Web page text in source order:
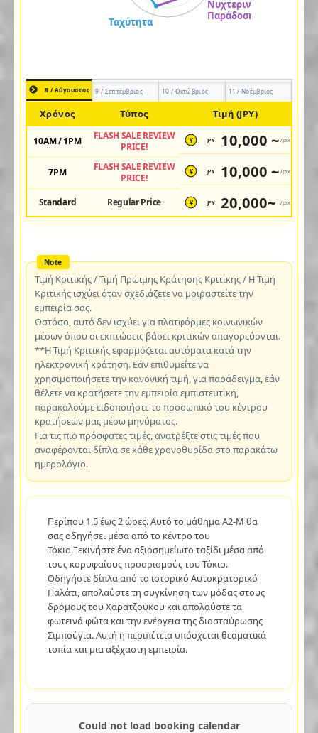
8 / Αύγουστος 9 / Σεπτέμβριος 10 / Οκτώβριος 11 / Νοέμβριος
Χρόνος Τύπος Τιμή (JPY)
10AM / 1PM
FLASH SALE REVIEW
PRICE!
¥ JPY 10,000 ~ /pax
7PM
FLASH SALE REVIEW
PRICE!
¥ JPY 10,000 ~ /pax
Standard Regular Price ¥ JPY 20,000~ /pax
Τιμή Κριτικής / Τιμή Πρώιμης Κράτησης Κριτικής / Η Τιμή
Κριτικής ισχύει όταν σχεδιάζετε να μοιραστείτε την
εμπειρία σας.
Ωστόσο, αυτό δεν ισχύει για πλατφόρμες κοινωνικών
μέσων όπου οι εκπτώσεις βάσει κριτικών απαγορεύονται.
**Η Τιμή Κριτικής εφαρμόζεται αυτόματα κατά την
ηλεκτρονική κράτηση. Εάν επιθυμείτε να
χρησιμοποιήσετε την κανονική τιμή, για παράδειγμα, εάν
θέλετε να κρατήσετε την εμπειρία εμπιστευτική,
παρακαλούμε ειδοποιήστε το προσωπικό του κέντρου
κρατήσεών μας μέσω μηνύματος.
Για τις πιο πρόσφατες τιμές, ανατρέξτε στις τιμές που
αναφέρονται δίπλα σε κάθε χρονοθυρίδα στο παρακάτω
ημερολόγιο.
Περίπου 1,5 έως 2 ώρες. Αυτό το μάθημα A2-M θα
σας οδηγήσει μέσα από το κέντρο του
Τόκιο.Ξεκινήστε ένα αξιοσημείωτο ταξίδι μέσα από
τους κορυφαίους προορισμούς του Τόκιο.
Οδηγήστε δίπλα από το ιστορικό Αυτοκρατορικό
Παλάτι, απολαύστε τη συγκίνηση των μόδας στους
δρόμους του Χαρατζούκου και απολαύστε τα
φωτεινά φώτα και την ενέργεια της διασταύρωσης
Σιμπούγια. Αυτή η περιπέτεια υπόσχεται θεαματικά
τοπία και μια αξέχαστη εμπειρία.
Could not load booking calendar